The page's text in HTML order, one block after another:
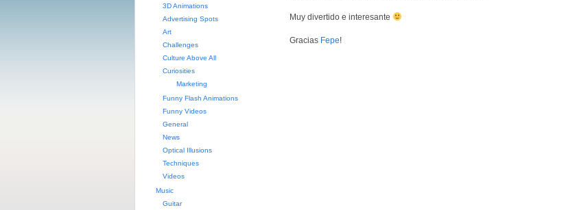
Muy divertido e interesante
Gracias Fepe!
3D Animations
Advertising Spots
Art
Challenges
Culture Above All
Curiosities
Marketing
Funny Flash Animations
Funny Videos
General
News
Optical Illusions
Techniques
Videos
Music
Guitar